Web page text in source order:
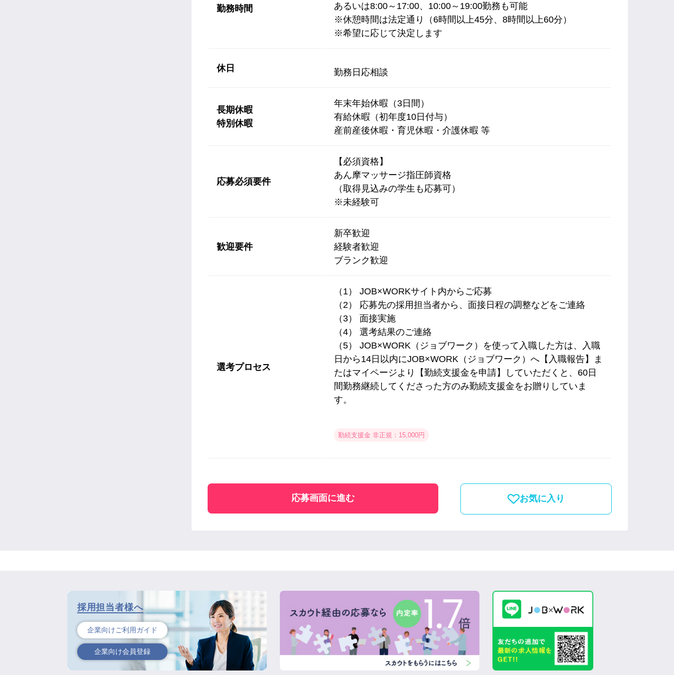
勤務時間
あるいは8:00～17:00、10:00～19:00勤務も可能
※休憩時間は法定通り（6時間以上45分、8時間以上60分）
※希望に応じて決定します
休日 勤務日応相談
長期休暇
特別休暇
年末年始休暇（3日間）
有給休暇（初年度10日付与）
産前産後休暇・育児休暇・介護休暇 等
応募必須要件
【必須資格】
あん摩マッサージ指圧師資格
（取得見込みの学生も応募可）
※未経験可
歓迎要件
新卒歓迎
経験者歓迎
ブランク歓迎
選考プロセス
（1） JOB×WORKサイト内からご応募
（2） 応募先の採用担当者から、面接日程の調整などをご連絡
（3） 面接実施
（4） 選考結果のご連絡
（5） JOB×WORK（ジョブワーク）を使って入職した方は、入職
日から14日以内にJOB×WORK（ジョブワーク）へ【入職報告】ま
たはマイページより【勤続支援金を申請】していただくと、60日
間勤務継続してくださった方のみ勤続支援金をお贈りしていま
す。
勤続支援金 非正規：15,000円
応募画面に進む お気に入り
採用担当者様へ
企業向けご利用ガイド
企業向け会員登録